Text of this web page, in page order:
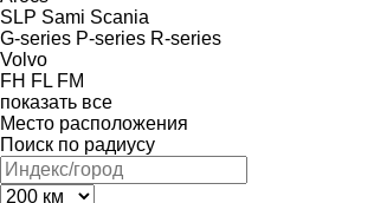
SLP Sami Scania
G-series P-series R-series
Volvo
FH FL FM
показать все
Место расположения
Поиск по радиусу